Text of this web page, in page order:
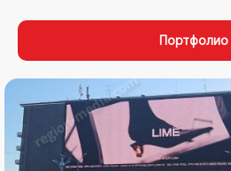
Портфолио